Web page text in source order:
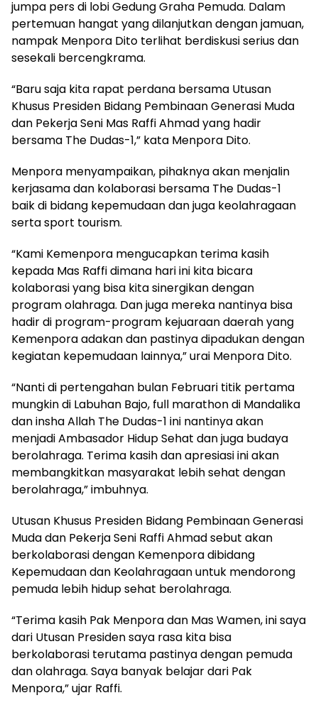
jumpa pers di lobi Gedung Graha Pemuda. Dalam
pertemuan hangat yang dilanjutkan dengan jamuan,
nampak Menpora Dito terlihat berdiskusi serius dan
sesekali bercengkrama.
“Baru saja kita rapat perdana bersama Utusan
Khusus Presiden Bidang Pembinaan Generasi Muda
dan Pekerja Seni Mas Raffi Ahmad yang hadir
bersama The Dudas-1,” kata Menpora Dito.
Menpora menyampaikan, pihaknya akan menjalin
kerjasama dan kolaborasi bersama The Dudas-1
baik di bidang kepemudaan dan juga keolahragaan
serta sport tourism.
“Kami Kemenpora mengucapkan terima kasih
kepada Mas Raffi dimana hari ini kita bicara
kolaborasi yang bisa kita sinergikan dengan
program olahraga. Dan juga mereka nantinya bisa
hadir di program-program kejuaraan daerah yang
Kemenpora adakan dan pastinya dipadukan dengan
kegiatan kepemudaan lainnya,” urai Menpora Dito.
“Nanti di pertengahan bulan Februari titik pertama
mungkin di Labuhan Bajo, full marathon di Mandalika
dan insha Allah The Dudas-1 ini nantinya akan
menjadi Ambasador Hidup Sehat dan juga budaya
berolahraga. Terima kasih dan apresiasi ini akan
membangkitkan masyarakat lebih sehat dengan
berolahraga,” imbuhnya.
Utusan Khusus Presiden Bidang Pembinaan Generasi
Muda dan Pekerja Seni Raffi Ahmad sebut akan
berkolaborasi dengan Kemenpora dibidang
Kepemudaan dan Keolahragaan untuk mendorong
pemuda lebih hidup sehat berolahraga.
“Terima kasih Pak Menpora dan Mas Wamen, ini saya
dari Utusan Presiden saya rasa kita bisa
berkolaborasi terutama pastinya dengan pemuda
dan olahraga. Saya banyak belajar dari Pak
Menpora,” ujar Raffi.